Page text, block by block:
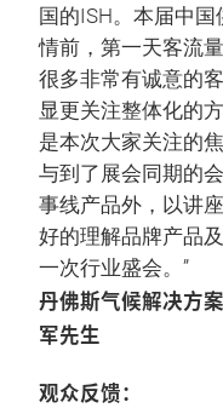
国的ISH。本届中
情前，第一天客流
很多非常有诚意的
显更关注整体化的
是本次大家关注的
与到了展会同期的
事线产品外，以讲
好的理解品牌产品
一次行业盛会。”
丹佛斯气候解决方
军先生
观众反馈：